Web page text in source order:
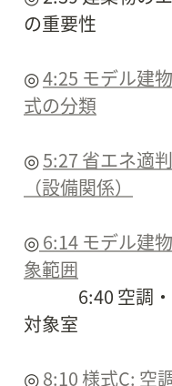
の重要性
◎ 4:25 モデル建
式の分類
◎ 5:27 省エネ適
（設備関係）
◎ 6:14 モデル建
象範囲
6:40 空調・
対象室
◎ 8:10 様式C: 空